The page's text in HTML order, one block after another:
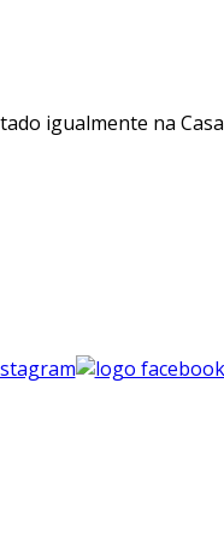
igualmente na